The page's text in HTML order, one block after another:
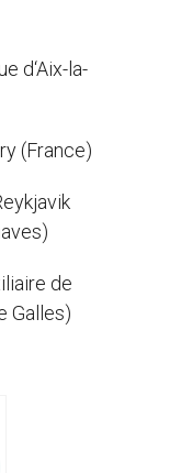
d‘Aix-la-
(France)
de
Galles)